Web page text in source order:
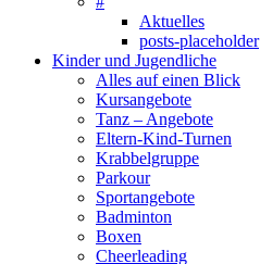
Aktuelles
posts-placeholder
Kinder und Jugendliche
Alles auf einen Blick
Kursangebote
Tanz – Angebote
Eltern-Kind-Turnen
Krabbelgruppe
Parkour
Sportangebote
Badminton
Boxen
Cheerleading